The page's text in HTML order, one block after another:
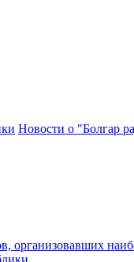
Новости о "Болгар
организовавших